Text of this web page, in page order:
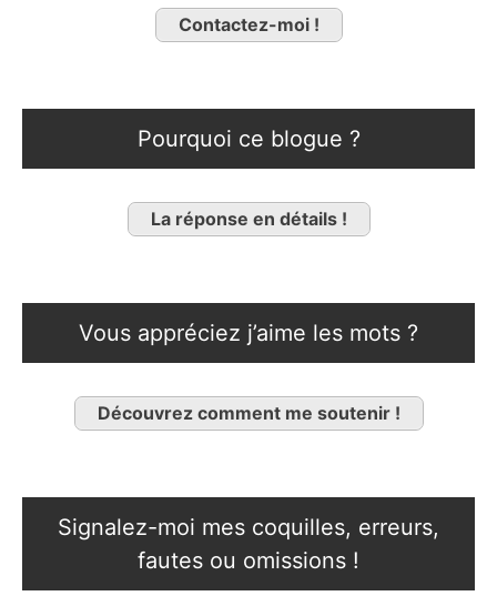
Contactez-moi !
Pourquoi ce blogue ?
La réponse en détails !
Vous appréciez j’aime les mots ?
Découvrez comment me soutenir !
Signalez-moi mes coquilles, erreurs,
fautes ou omissions !